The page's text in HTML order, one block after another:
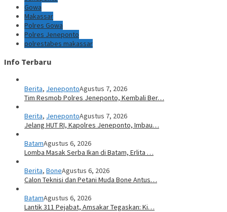
Gowa
Makassar
Polres Gowa
Polres Jeneponto
polrestabes makassar
Info Terbaru
Berita, JenepontoAgustus 7, 2026
Tim Resmob Polres Jeneponto, Kembali Ber…
Berita, JenepontoAgustus 7, 2026
Jelang HUT RI, Kapolres Jeneponto, Imbau…
BatamAgustus 6, 2026
Lomba Masak Serba Ikan di Batam, Erlita …
Berita, BoneAgustus 6, 2026
Calon Teknisi dan Petani Muda Bone Antus…
BatamAgustus 6, 2026
Lantik 311 Pejabat, Amsakar Tegaskan: Ki…